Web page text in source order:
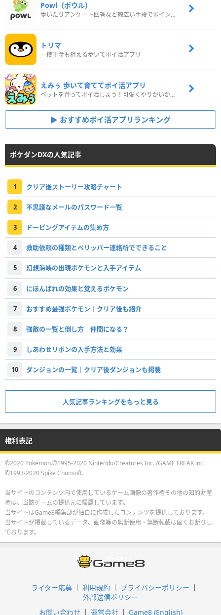
Powl（ポウル）
歩いたりアンケート回答など幅広い手段でポイントをゲット
トリマ
一攫千金も狙える歩いてポイ活アプリ
えみぅ 歩いて育ててポイ活アプリ
ペットを育ってポイ活しよう！可愛くやりがいがある新感覚アプリ
おすすめポイ活アプリランキング
ポケダンDXの人気記事
1 クリア後ストーリー攻略チャート
2 不思議なメールのパスワード一覧
3 ドーピングアイテムの集め方
4 救助依頼の種類とペリッパー連絡所でできること
5 幻想海峡の出現ポケモンと入手アイテム
6 にほんばれの効果と覚えるポケモン
7 おすすめ最強ポケモン｜クリア後も紹介
8 強敵の一覧と倒し方｜仲間になる？
9 しあわせリボンの入手方法と効果
10 ダンジョンの一覧｜クリア後ダンジョンも掲載
人気記事ランキングをもっと見る
権利表記
©2020 Pokémon.©1995-2020 Nintendo/Creatures Inc. /GAME FREAK inc.
©1993-2020 Spike Chunsoft.
当サイトのコンテンツ内で使用しているゲーム画像の著作権その他の知的財産
権は、当該ゲームの提供元に帰属しています。
当サイトはGame8編集部が独自に作成したコンテンツを提供しております。
当サイトが掲載しているデータ、画像等の無断使用・無断転載は固くお断りし
ております。
ライター応募 利用規約
プライバシーポリシー
外部送信ポリシー
お問い合わせ
運営会社 Game8 (English)